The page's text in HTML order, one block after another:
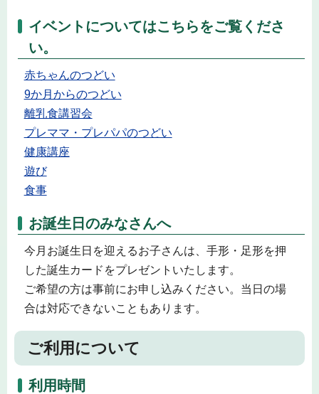
イベントについてはこちらをご覧くださ
い。
赤ちゃんのつどい
9か月からのつどい
離乳食講習会
プレママ・プレパパのつどい
健康講座
遊び
食事
お誕生日のみなさんへ
今月お誕生日を迎えるお子さんは、手形・足形を押
した誕生カードをプレゼントいたします。
ご希望の方は事前にお申し込みください。当日の場
合は対応できないこともあります。
ご利用について
利用時間